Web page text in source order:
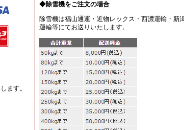
ます。
◆除雪機をご注文の場合
除雪機は福山通運・近物レックス・西濃運輸・新
運輸等にてお送りいたします。